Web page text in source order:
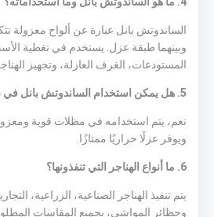
الساندوتش بانل عبارة عن ألواح معزولة
وبينهما طبقة عزل. يستخدم في تغطية
المستودعات، الغرف العازلة، وتجهيز
5. هل يمكن استخدام الساندوتش بانل في عمل المظلات؟
نعم، يتم استخدامه في مظلات قوية
ويوفر عزلًا حراريًا ممتازًا.
6. ما أنواع الهناجر التي تنفذونها؟
يتم تنفيذ الهناجر الصناعية، الزراعية،
وحظائر المواشي، بجميع المقاسات